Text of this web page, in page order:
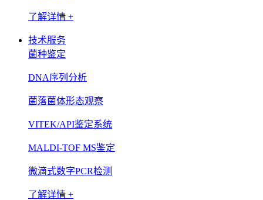
了解详情 +
技术服务
菌种鉴定
DNA序列分析
菌落菌体形态观察
VITEK/API鉴定系统
MALDI-TOF MS鉴定
微滴式数字PCR检测
了解详情 +